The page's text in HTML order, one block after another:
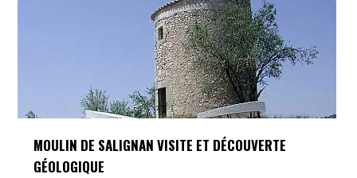
MOULIN DE SALIGNAN VISITE ET DÉCOUVERTE
GÉOLOGIQUE